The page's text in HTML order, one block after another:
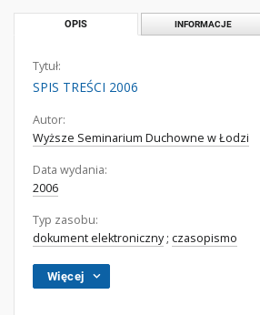
OPIS INFORMACJE
Tytuł:
SPIS TREŚCI 2006
Autor:
Wyższe Seminarium Duchowne w Łodzi
Data wydania:
2006
Typ zasobu:
dokument elektroniczny; czasopismo
Więcej